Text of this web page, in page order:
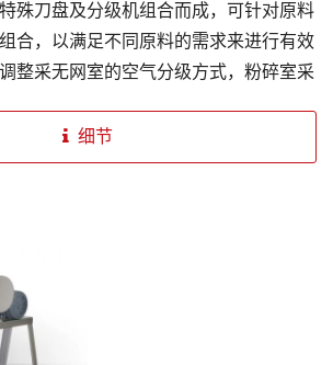
殊刀盘及分级机组合而成，可针对原料
合，以满足不同原料的需求来进行有效
整采无网室的空气分级方式，粉碎室采
命。空气分级机可借风量的调节及改变
调整细度，且可视粉碎及分级的配合，
细节